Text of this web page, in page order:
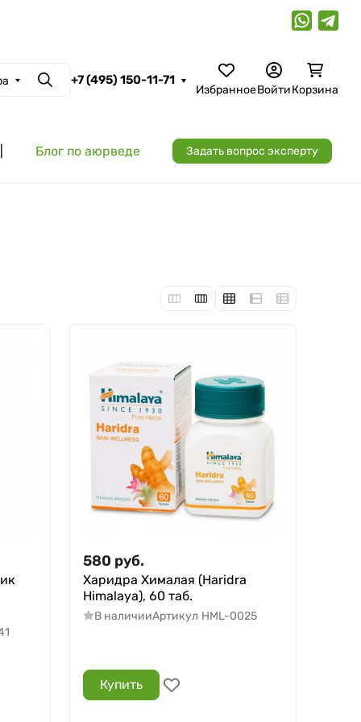
Поиск
+7 (495) 150-11-71
ИзбранноеВойтиКорзина
Блог по аюрведе Задать вопрос эксперту
580 руб.
Харидра Хималая (Haridra
Himalaya), 60 таб.
В наличииАртикул HML-0025
Купить